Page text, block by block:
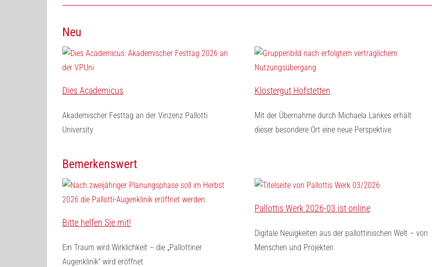
Neu
Dies Academicus
Akademischer Festtag an der Vinzenz Pallotti
University
Klostergut Hofstetten
Mit der Übernahme durch Michaela Lankes erhält
dieser besondere Ort eine neue Perspektive
Bemerkenswert
Bitte helfen Sie mit!
Ein Traum wird Wirklichkeit – die „Pallottiner
Augenklinik“ wird eröffnet
Pallottis Werk 2026-03 ist online
Digitale Neuigkeiten aus der pallottinischen Welt – von
Menschen und Projekten